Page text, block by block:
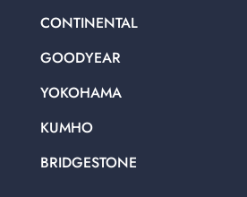
CONTINENTAL
GOODYEAR
YOKOHAMA
KUMHO
BRIDGESTONE